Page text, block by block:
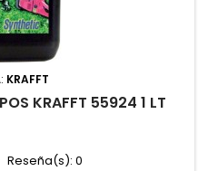
KRAFFT
KRAFFT 55924 1 LT
Reseña(s): 0